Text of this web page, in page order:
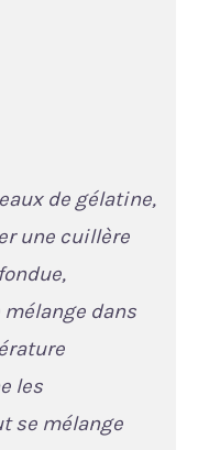
de gélatine,
une cuillère
dans
les
se mélange